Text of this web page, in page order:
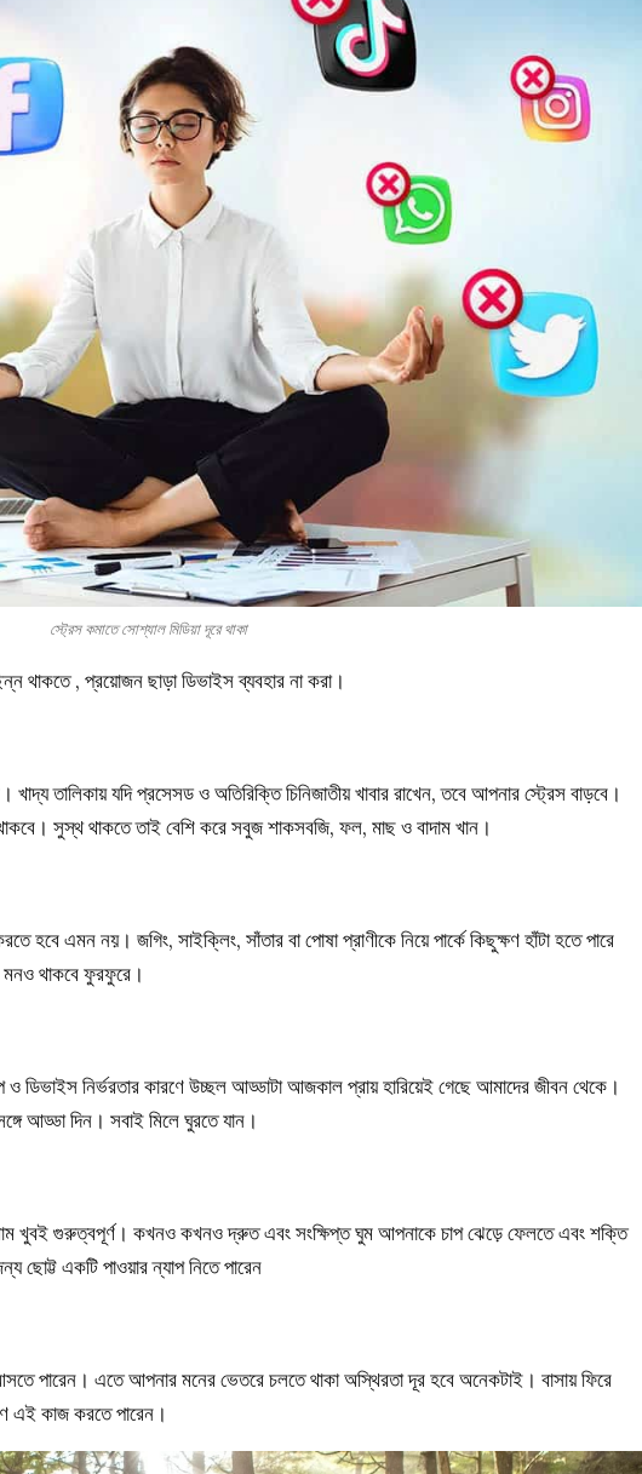
স্ট্রেস কমাতে সোশ্যাল মিডিয়া দূরে থাকা
থাকতে , প্রয়োজন ছাড়া ডিভাইস ব্যবহার না করা।
খাদ্য তালিকায় যদি প্রসেসড ও অতিরিক্তি চিনিজাতীয় খাবার রাখেন, তবে আপনার স্ট্রেস বাড়বে।
সুস্থ থাকতে তাই বেশি করে সবুজ শাকসবজি, ফল, মাছ ও বাদাম খান।
হবে এমন নয়। জগিং, সাইক্লিং, সাঁতার বা পোষা প্রাণীকে নিয়ে পার্কে কিছুক্ষণ হাঁটা হতে পারে
মনও থাকবে ফুরফুরে।
ডিভাইস নির্ভরতার কারণে উচ্ছল আড্ডাটা আজকাল প্রায় হারিয়েই গেছে আমাদের জীবন থেকে।
আড্ডা দিন। সবাই মিলে ঘুরতে যান।
খুবই গুরুত্বপূর্ণ। কখনও কখনও দ্রুত এবং সংক্ষিপ্ত ঘুম আপনাকে চাপ ঝেড়ে ফেলতে এবং শক্তি
ছোট্ট একটি পাওয়ার ন্যাপ নিতে পারেন
পারেন। এতে আপনার মনের ভেতরে চলতে থাকা অস্থিরতা দূর হবে অনেকটাই। বাসায় ফিরে
এই কাজ করতে পারেন।